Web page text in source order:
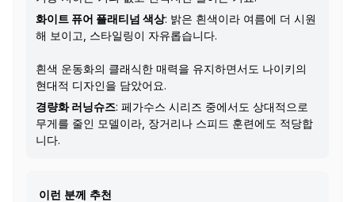
화이트 퓨어 플래티넘 색상: 밝은 흰색이라 여름에 더 시원
해 보이고, 스타일링이 자유롭습니다.
흰색 운동화의 클래식한 매력을 유지하면서도 나이키의
현대적 디자인을 담았어요.
경량화 러닝슈즈: 페가수스 시리즈 중에서도 상대적으로
무게를 줄인 모델이라, 장거리나 스피드 훈련에도 적당합
니다.
이런 분께 추천